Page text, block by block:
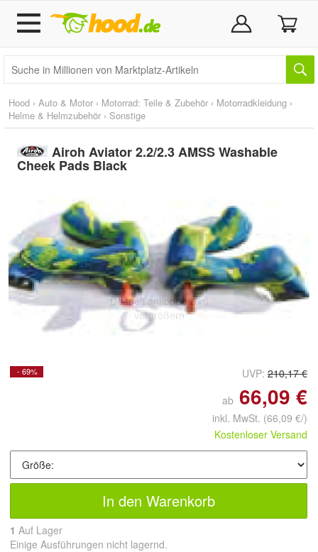
Hood › Auto & Motor › Motorrad: Teile & Zubehör › Motorradkleidung ›
Helme & Helmzubehör › Sonstige
Airoh Aviator 2.2/2.3 AMSS Washable
Cheek Pads Black
Doppelt antippen zum
vergrößern
- 69% UVP: 210,17 €
ab 66,09 €
inkl. MwSt. (66,09 €/)
Kostenloser Versand
In den Warenkorb
1 Auf Lager
Einige Ausführungen nicht lagernd.